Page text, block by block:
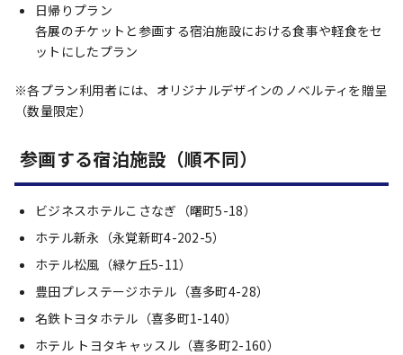
日帰りプラン
各展のチケットと参画する宿泊施設における食事や軽食をセ
ットにしたプラン
※各プラン利用者には、オリジナルデザインのノベルティを贈呈
（数量限定）
参画する宿泊施設（順不同）
ビジネスホテルこさなぎ（曙町5-18）
ホテル新永（永覚新町4-202-5）
ホテル松風（緑ケ丘5-11）
豊田プレステージホテル（喜多町4-28）
名鉄トヨタホテル（喜多町1-140）
ホテル トヨタキャッスル（喜多町2-160）